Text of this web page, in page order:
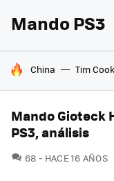
Mando PS3
HOY SE HABLA DE
China Tim Cook
Mando Gioteck
PS3, análisis
68 COMENTARIOS
HACE 16 AÑOS